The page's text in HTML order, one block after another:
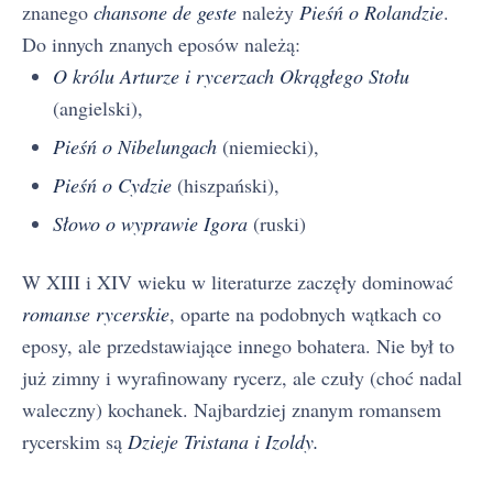
znanego chansone de geste należy Pieśń o Rolandzie.
Do innych znanych eposów należą:
O królu Arturze i rycerzach Okrągłego Stołu
(angielski),
Pieśń o Nibelungach (niemiecki),
Pieśń o Cydzie (hiszpański),
Słowo o wyprawie Igora (ruski)
W XIII i XIV wieku w literaturze zaczęły dominować
romanse rycerskie, oparte na podobnych wątkach co
eposy, ale przedstawiające innego bohatera. Nie był to
już zimny i wyrafinowany rycerz, ale czuły (choć nadal
waleczny) kochanek. Najbardziej znanym romansem
rycerskim są Dzieje Tristana i Izoldy.